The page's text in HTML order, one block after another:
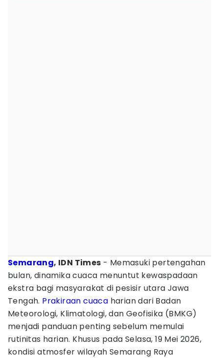
Semarang, IDN Times - Memasuki pertengahan
bulan, dinamika cuaca menuntut kewaspadaan
ekstra bagi masyarakat di pesisir utara Jawa
Tengah. Prakiraan cuaca harian dari Badan
Meteorologi, Klimatologi, dan Geofisika (BMKG)
menjadi panduan penting sebelum memulai
rutinitas harian. Khusus pada Selasa, 19 Mei 2026,
kondisi atmosfer wilayah Semarang Raya